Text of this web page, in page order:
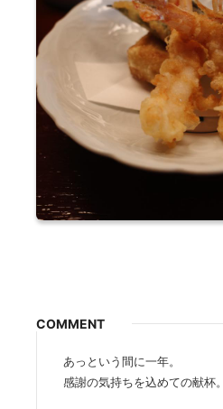
COMMENT
あっという間に一年。
感謝の気持ちを込めての献杯。